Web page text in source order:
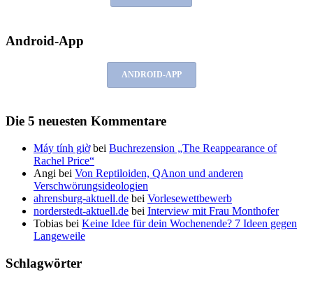
Android-App
ANDROID-APP
Die 5 neuesten Kommentare
Máy tính giờbei Buchrezension „The Reappearance of
Rachel Price“
Angi bei Von Reptiloiden, QAnon und anderen
Verschwörungsideologien
ahrensburg-aktuell.de bei Vorlesewettbewerb
norderstedt-aktuell.de bei Interview mit Frau Monthofer
Tobias bei Keine Idee für dein Wochenende? 7 Ideen gegen
Langeweile
Schlagwörter